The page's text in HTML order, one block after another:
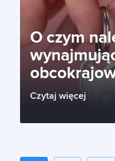
O czym
Czytaj więcej